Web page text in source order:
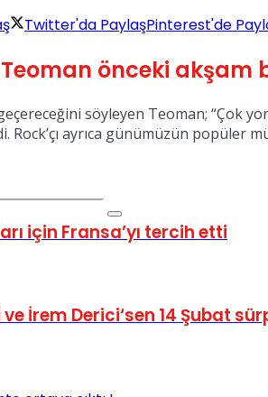
Twitter'da PaylaşPinterest'de
önceki
söyleyen Teoman; “Çok
Rock’çı ayrıca günümüzün popüler
için Fransa’yı tercih etti
İrem Derici‘sen 14 Şubat